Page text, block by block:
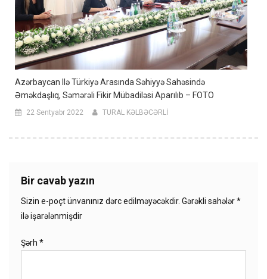
Azərbaycan Ilə Türkiyə Arasında Səhiyyə Sahəsində
Əməkdaşlıq, Səmərəli Fikir Mübadiləsi Aparılıb – FOTO
22 Sentyabr 2022 TURAL KƏLBƏCƏRLİ
Bir cavab yazın
Sizin e-poçt ünvanınız dərc edilməyəcəkdir. Gərəkli sahələr*
ilə işarələnmişdir
Şərh *